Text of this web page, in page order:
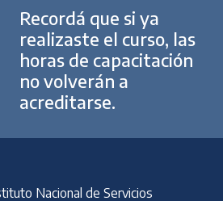
Recordá que si ya
realizaste el curso, las
horas de capacitación
no volverán a
acreditarse.
Nacional de Servicios